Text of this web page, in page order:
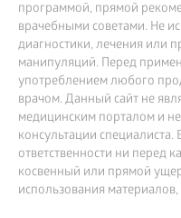
программой, прямой
врачебными советами. Не
диагностики, лечения или
манипуляций. Перед
употреблением любого
врачом. Данный сайт не
медицинским порталом и
консультации
ответственности ни перед
косвенный или прямой
использования